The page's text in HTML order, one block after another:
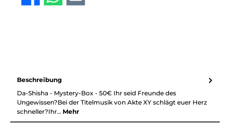
Beschreibung
Da-Shisha - Mystery-Box - 50€ Ihr seid Freunde des
Ungewissen?Bei der Titelmusik von Akte XY schlägt euer Herz
schneller?Ihr… Mehr